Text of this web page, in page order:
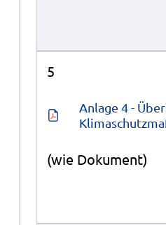
5
Anlage 4 -
(wie Dokument)